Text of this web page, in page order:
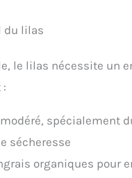
du lilas
le lilas nécessite un
:
modéré, spécialement
sécheresse
organiques pour